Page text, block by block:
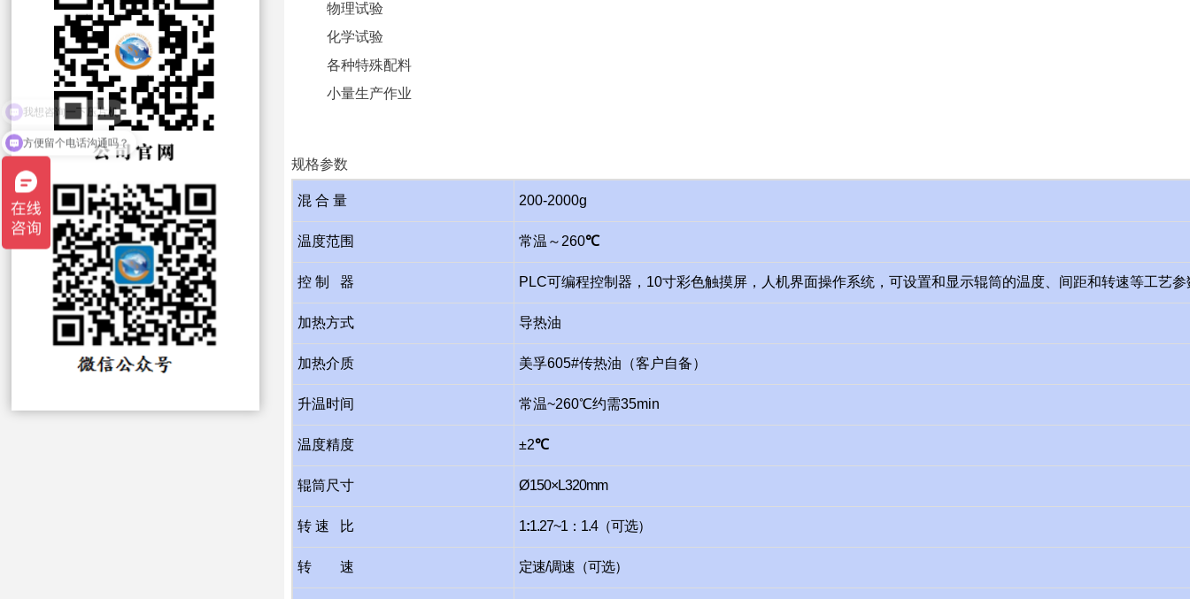
物理试验
化学试验
各种特殊配料
小量生产作业
规格参数
混 合 量 200-2000g
温度范围 常温 ～ 260℃
控 制 器 PLC可编程控制器，10寸彩色触摸屏， 人机界面操作系统 ，可设置和显示辊筒的温度、间距和转速等工艺参
加热方式 导热油
加热介质 美孚605#传热油（客户自备）
升温时间 常温~260℃约需35min
温度精度 ±2℃
辊筒尺寸 Ø150×L320mm
转 速 比 1:1.27~1：1.4（可选）
转 速 定速/调速（可选）
方便留个电话沟通吗？